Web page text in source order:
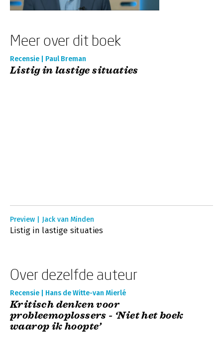
Meer over dit boek
Recensie | Paul Breman
Listig in lastige situaties
Preview | Jack van Minden
Listig in lastige situaties
Over dezelfde auteur
Recensie | Hans de Witte-van Mierlé
Kritisch denken voor
probleemoplossers - ‘Niet het boek
waarop ik hoopte’